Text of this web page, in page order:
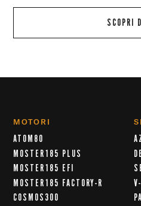
SCOPRI
MOTORI
ATOM80
MOSTER185 PLUS
MOSTER185 EFI
MOSTER185 FACTORY-R
COSMOS300